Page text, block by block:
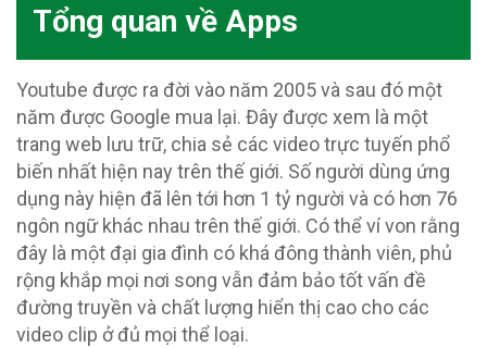
Tổng quan về Apps
Youtube được ra đời vào năm 2005 và sau đó một
năm được Google mua lại. Đây được xem là một
trang web lưu trữ, chia sẻ các video trực tuyến phổ
biến nhất hiện nay trên thế giới. Số người dùng ứng
dụng này hiện đã lên tới hơn 1 tỷ người và có hơn 76
ngôn ngữ khác nhau trên thế giới. Có thể ví von rằng
đây là một đại gia đình có khá đông thành viên, phủ
rộng khắp mọi nơi song vẫn đảm bảo tốt vấn đề
đường truyền và chất lượng hiển thị cao cho các
video clip ở đủ mọi thể loại.